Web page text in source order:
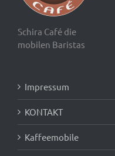
Schira Café die
mobilen Baristas
Impressum
KONTAKT
Kaffeemobile